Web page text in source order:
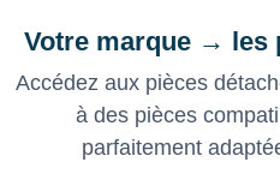
Votre marque → les
Accédez aux pièces
à des pièces
parfaitement